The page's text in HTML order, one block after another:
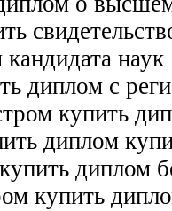
наук
диплом с
купить
диплом
купить диплом
купить